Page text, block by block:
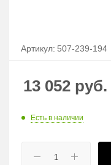
Артикул: 507-239-194
13 052 руб.
Есть в наличии